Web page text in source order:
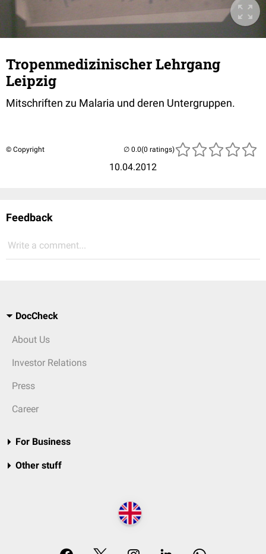
Tropenmedizinischer Lehrgang
Leipzig
Mitschriften zu Malaria und deren Untergruppen.
© Copyright
10.04.2012
(0 ratings)
Feedback
Write a comment...
DocCheck
About Us
Investor Relations
Press
Career
For Business
Other stuff